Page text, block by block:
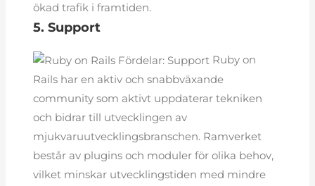
ökad trafik i framtiden.
5. Support
Ruby on
Rails har en aktiv och snabbväxande
community som aktivt uppdaterar tekniken
och bidrar till utvecklingen av
mjukvaruutvecklingsbranschen. Ramverket
består av plugins och moduler för olika behov,
vilket minskar utvecklingstiden med mindre